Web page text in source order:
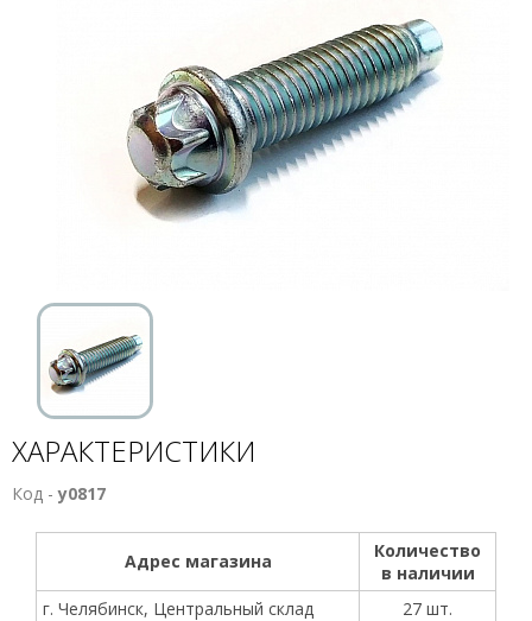
ХАРАКТЕРИСТИКИ
Код -у0817
Адрес магазина
Количество
в наличии
г. Челябинск, Центральный склад
27 шт.